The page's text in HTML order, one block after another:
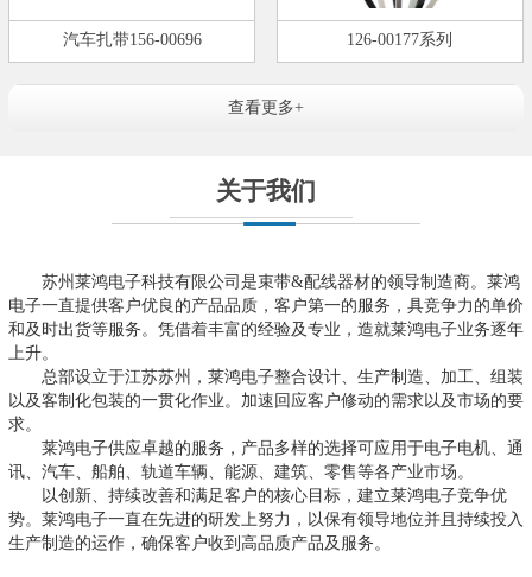
汽车扎带156-00696 126-00177系列
查看更多+
关于我们
苏州莱鸿电子科技有限公司是束带&配线器材的领导制造商。莱鸿
电子一直提供客户优良的产品品质，客户第一的服务，具竞争力的单价
和及时出货等服务。凭借着丰富的经验及专业，造就莱鸿电子业务逐年
上升。
总部设立于江苏苏州，莱鸿电子整合设计、生产制造、加工、组装
以及客制化包装的一贯化作业。加速回应客户修动的需求以及市场的要
求。
莱鸿电子供应卓越的服务，产品多样的选择可应用于电子电机、通
讯、汽车、船舶、轨道车辆、能源、建筑、零售等各产业市场。
以创新、持续改善和满足客户的核心目标，建立莱鸿电子竞争优
势。莱鸿电子一直在先进的研发上努力，以保有领导地位并且持续投入
生产制造的运作，确保客户收到高品质产品及服务。